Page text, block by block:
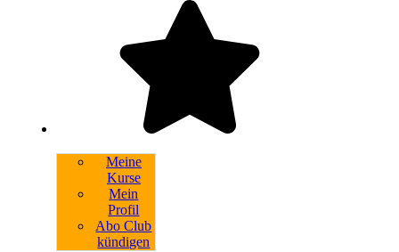
Meine
Kurse
Mein
Profil
Abo Club
kündigen